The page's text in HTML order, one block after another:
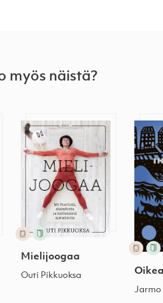
myös näistä?
Mielijoogaa
Mielijoogaa
Outi Pikkuoksa
Jarmo